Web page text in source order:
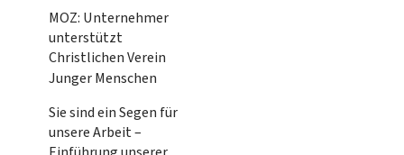
MOZ: Unternehmer
unterstützt
Christlichen Verein
Junger Menschen
Sie sind ein Segen für
unsere Arbeit –